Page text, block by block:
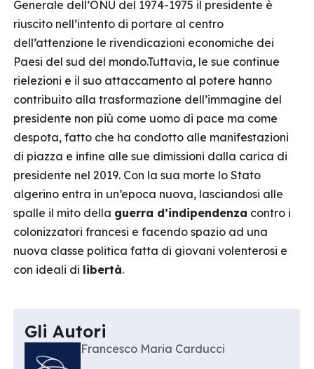
Generale dell’ONU del 1974-1975 il presidente è
riuscito nell’intento di portare al centro
dell’attenzione le rivendicazioni economiche dei
Paesi del sud del mondo.Tuttavia, le sue continue
rielezioni e il suo attaccamento al potere hanno
contribuito alla trasformazione dell’immagine del
presidente non più come uomo di pace ma come
despota, fatto che ha condotto alle manifestazioni
di piazza e infine alle sue dimissioni dalla carica di
presidente nel 2019. Con la sua morte lo Stato
algerino entra in un’epoca nuova, lasciandosi alle
spalle il mito della guerra d’indipendenza contro i
colonizzatori francesi e facendo spazio ad una
nuova classe politica fatta di giovani volenterosi e
con ideali di libertà.
Gli Autori
Francesco Maria Carducci